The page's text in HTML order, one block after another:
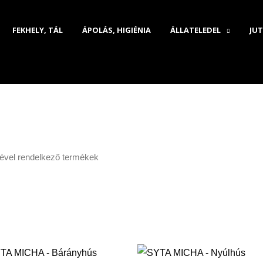
FEKHELY, TÁL ÁPOLÁS, HIGIÉNIA ÁLLATELEDEL
rendelkező termékek